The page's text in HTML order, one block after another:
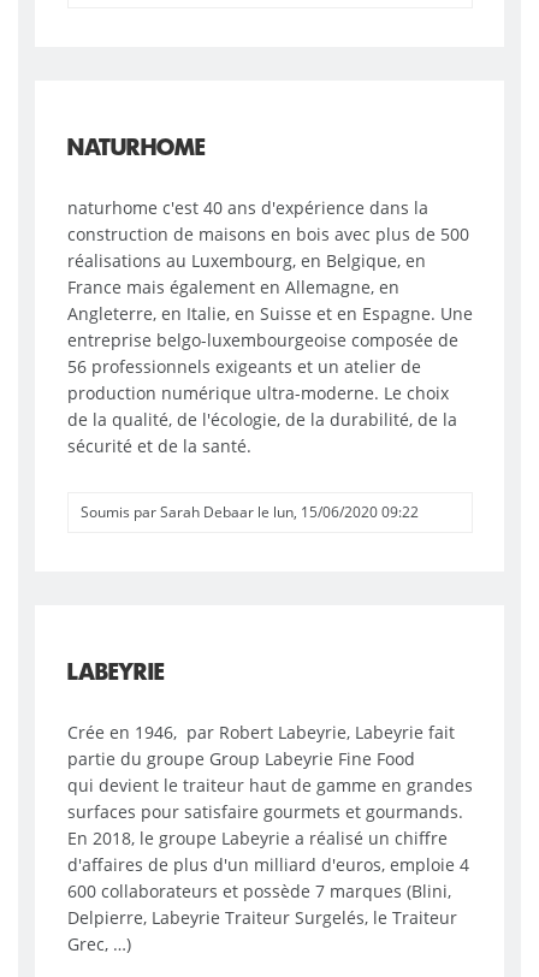
NATURHOME
naturhome c'est 40 ans d'expérience dans la
construction de maisons en bois avec plus de 500
réalisations au Luxembourg, en Belgique, en
France mais également en Allemagne, en
Angleterre, en Italie, en Suisse et en Espagne. Une
entreprise belgo-luxembourgeoise composée de
56 professionnels exigeants et un atelier de
production numérique ultra-moderne. Le choix
de la qualité, de l'écologie, de la durabilité, de la
sécurité et de la santé.
Soumis parSarah Debaarle lun, 15/06/2020 09:22
LABEYRIE
Crée en 1946, par Robert Labeyrie, Labeyrie fait
partie du groupe Group Labeyrie Fine Food
qui devient le traiteur haut de gamme en grandes
surfaces pour satisfaire gourmets et gourmands.
En 2018, le groupe Labeyrie a réalisé un chiffre
d'affaires de plus d'un milliard d'euros, emploie 4
600 collaborateurs et possède 7 marques (Blini,
Delpierre, Labeyrie Traiteur Surgelés, le Traiteur
Grec, …)